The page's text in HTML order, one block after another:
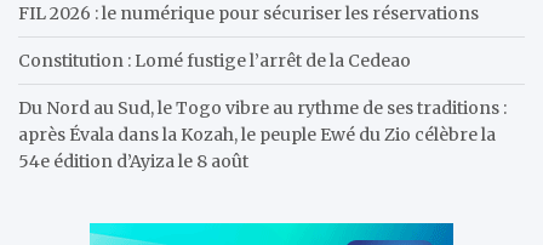
FIL 2026 : le numérique pour sécuriser les réservations
Constitution : Lomé fustige l’arrêt de la Cedeao
Du Nord au Sud, le Togo vibre au rythme de ses traditions :
après Évala dans la Kozah, le peuple Ewé du Zio célèbre la
54e édition d’Ayiza le 8 août